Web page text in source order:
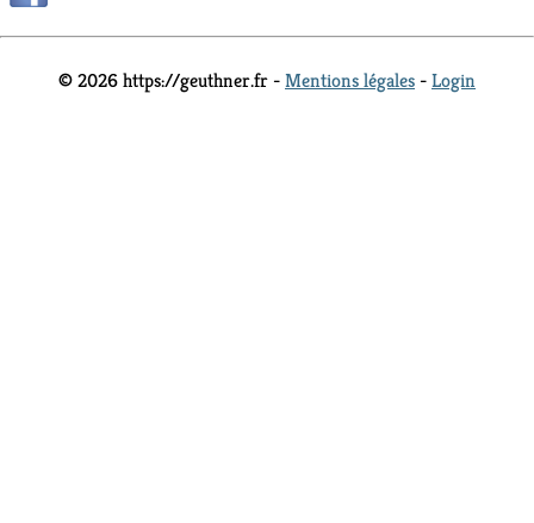
© 2026 https://geuthner.fr -Mentions légales -Login